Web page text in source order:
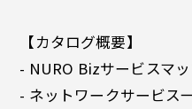
【カタログ概要】
- NURO Bizサービスマ
- ネットワークサービス